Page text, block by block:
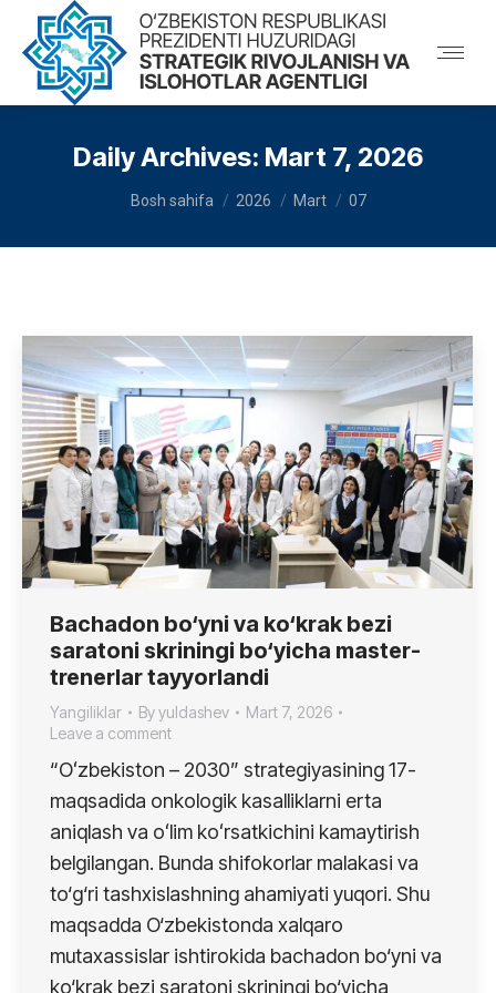
Daily Archives: Mart 7, 2026
You are here:
Bosh sahifa 2026 Mart 07
Bachadon bo‘yni va ko‘krak bezi
saratoni skriningi bo‘yicha master-
trenerlar tayyorlandi
Yangiliklar Byyuldashev
Mart 7, 2026
Leave a comment
“Oʻzbekiston – 2030” strategiyasining 17-
maqsadida onkologik kasalliklarni erta
aniqlash va oʻlim koʻrsatkichini kamaytirish
belgilangan. Bunda shifokorlar malakasi va
to‘g‘ri tashxislashning ahamiyati yuqori. Shu
maqsadda O‘zbekistonda xalqaro
mutaxassislar ishtirokida bachadon bo‘yni va
ko‘krak bezi saratoni skriningi bo‘yicha